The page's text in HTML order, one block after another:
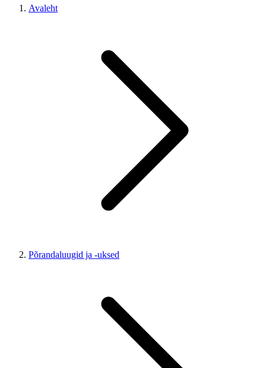
Avaleht
Põrandaluugid ja -uksed